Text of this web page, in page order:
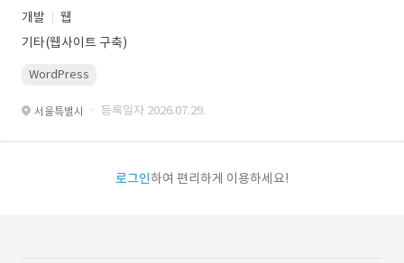
개발
웹
기타(웹사이트 구축)
WordPress
서울특별시 · 등록일자 2026.07.29.
로그인하여 편리하게 이용하세요!